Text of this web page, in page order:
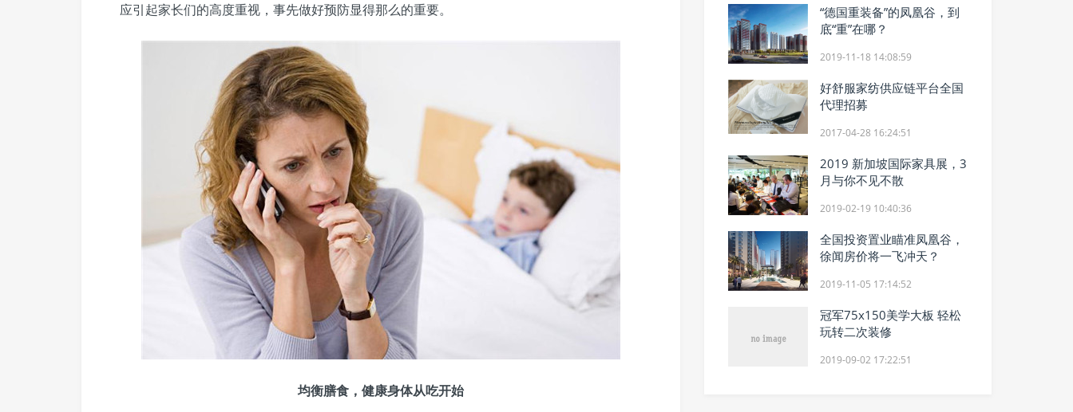
应引起家长们的高度重视，事先做好预防显得那么的重要。
均衡膳食，健康身体从吃开始
“德国重装备”的凤凰谷，到
底“重”在哪？
2019-11-18 14:08:59
好舒服家纺供应链平台全国
代理招募
2017-04-28 16:24:51
2019 新加坡国际家具展，3
月与你不见不散
2019-02-19 10:40:36
全国投资置业瞄准凤凰谷，
徐闻房价将一飞冲天？
2019-11-05 17:14:52
冠军75x150美学大板 轻松
玩转二次装修
2019-09-02 17:22:51